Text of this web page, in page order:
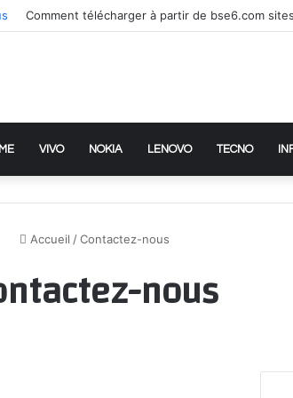
Comment télécharger à partir de bse6.com sites
VIVO NOKIA LENOVO TECNO
Accueil / Contactez-nous
nous